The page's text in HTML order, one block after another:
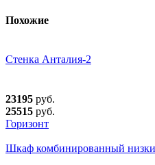
Похожие
Стенка Анталия-2
23195 руб.
25515 руб.
Горизонт
Шкаф комбинированный